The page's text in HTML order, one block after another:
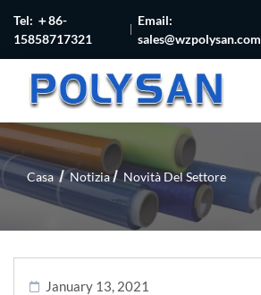
Tel: ＋86-
15858717321
Email:
sales@wzpolysan.com
Casa Notizia Novità Del Settore
January 13, 2021